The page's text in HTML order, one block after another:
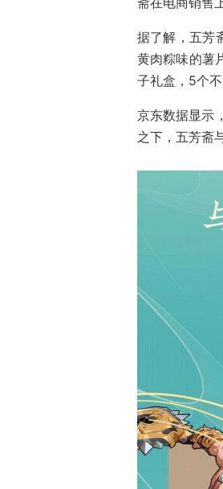
据了解，五芳
黄肉粽味的薯
子礼盒，5个
京东数据显示
之下，五芳斋